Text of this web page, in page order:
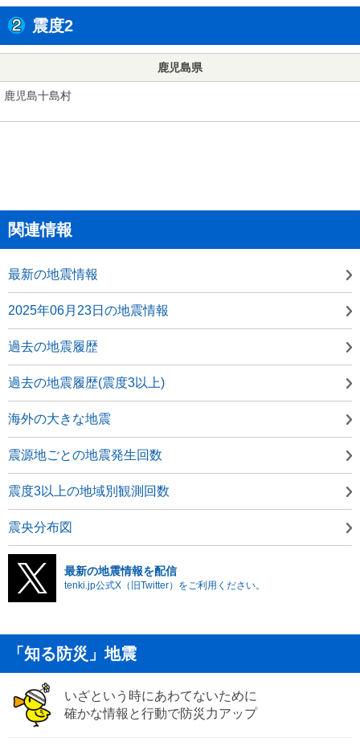
震度2
鹿児島県
鹿児島十島村
関連情報
最新の地震情報
2025年06月23日の地震情報
過去の地震履歴
過去の地震履歴(震度3以上)
海外の大きな地震
震源地ごとの地震発生回数
震度3以上の地域別観測回数
震央分布図
最新の地震情報を配信
tenki.jp公式X（旧Twitter）をご利用ください。
「知る防災」地震
いざという時にあわてないために
確かな情報と行動で防災力アップ